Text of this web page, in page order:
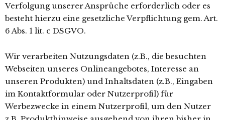
Verfolgung unserer Ansprüche erforderlich oder es
besteht hierzu eine gesetzliche Verpflichtung gem. Art.
6 Abs. 1 lit. c DSGVO.
Wir verarbeiten Nutzungsdaten (z.B., die besuchten
Webseiten unseres Onlineangebotes, Interesse an
unseren Produkten) und Inhaltsdaten (z.B., Eingaben
im Kontaktformular oder Nutzerprofil) für
Werbezwecke in einem Nutzerprofil, um den Nutzer